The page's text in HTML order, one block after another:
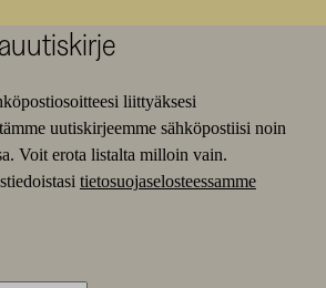
liittyäksesi
uutiskirjeemme sähköpostiisi noin
Voit erota listalta milloin vain.
tietosuojaselosteessamme